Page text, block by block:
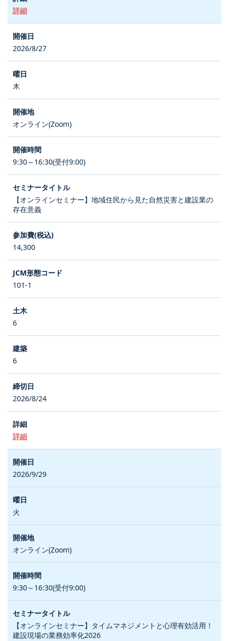
詳細
2026/8/27
木
オンライン(Zoom)
9:30～16:30(受付9:00)
【オンラインセミナー】地域住民から見た自然災害と建設業の
存在意義
14,300
101-1
6
6
2026/8/24
詳細
2026/9/29
火
オンライン(Zoom)
9:30～16:30(受付9:00)
【オンラインセミナー】タイムマネジメントと心理有効活用！
建設現場の業務効率化2026